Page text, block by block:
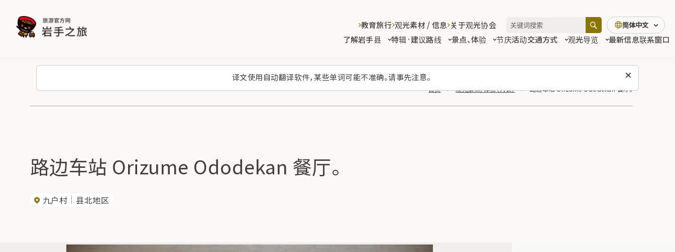
译文使用自动翻译软件，某些单词可能不准确。请事先注意。
了解岩手县 特辑·建议路线 景点、体验 节庆活动交通方式 观光导览 最新信息联系窗口
教育旅行 观光素材 / 信息 关于观光协会 简体中文
首页 观光景点/体验（列表） 路边车站 Orizume Ododekan 餐厅。
路边车站 Orizume Ododekan 餐厅。
九户村 县北地区